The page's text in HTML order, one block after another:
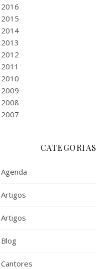
2016
2015
2014
2013
2012
2011
2010
2009
2008
2007
CATEGORIAS
Agenda
Artigos
Artigos
Blog
Cantores